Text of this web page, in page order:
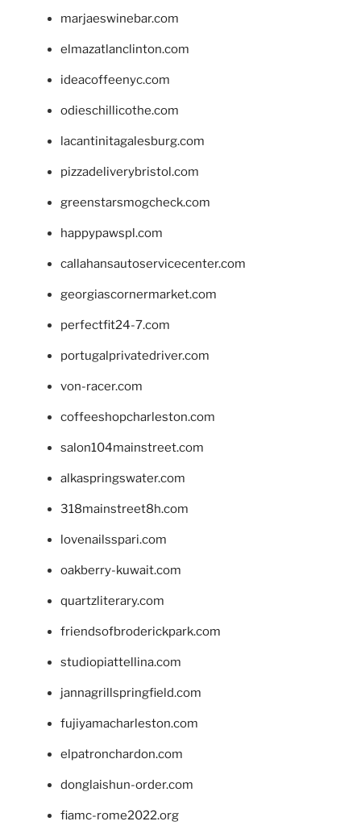
marjaeswinebar.com
elmazatlanclinton.com
ideacoffeenyc.com
odieschillicothe.com
lacantinitagalesburg.com
pizzadeliverybristol.com
greenstarsmogcheck.com
happypawspl.com
callahansautoservicecenter.com
georgiascornermarket.com
perfectfit24-7.com
portugalprivatedriver.com
von-racer.com
coffeeshopcharleston.com
salon104mainstreet.com
alkaspringswater.com
318mainstreet8h.com
lovenailsspari.com
oakberry-kuwait.com
quartzliterary.com
friendsofbroderickpark.com
studiopiattellina.com
jannagrillspringfield.com
fujiyamacharleston.com
elpatronchardon.com
donglaishun-order.com
fiamc-rome2022.org